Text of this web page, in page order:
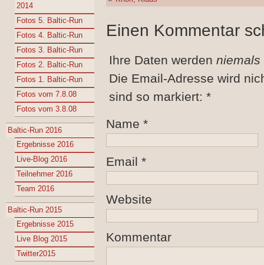
2014
Fotos 5. Baltic-Run
Fotos 4. Baltic-Run
Fotos 3. Baltic-Run
Fotos 2. Baltic-Run
Fotos 1. Baltic-Run
Fotos vom 7.8.08
Fotos vom 3.8.08
Baltic-Run 2016
Ergebnisse 2016
Live-Blog 2016
Teilnehmer 2016
Team 2016
Baltic-Run 2015
Ergebnisse 2015
Live Blog 2015
Twitter2015
Einen Kommentar
Ihre Daten werden niemals
Die Email-Adresse wird
sind so markiert: *
Name *
Email *
Website
Kommentar